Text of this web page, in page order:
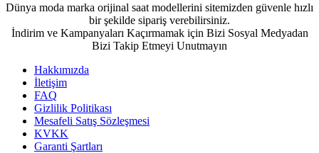
Dünya moda marka orijinal saat modellerini sitemizden güvenle hızlı
bir şekilde sipariş verebilirsiniz.
İndirim ve Kampanyaları Kaçırmamak için Bizi Sosyal Medyadan
Bizi Takip Etmeyi Unutmayın
Hakkımızda
İletişim
FAQ
Gizlilik Politikası
Mesafeli Satış Sözleşmesi
KVKK
Garanti Şartları